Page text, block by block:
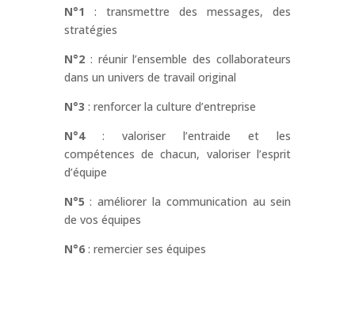
N°1 : transmettre des messages, des
stratégies
N°2: réunir l’ensemble des collaborateurs
dans un univers de travail original
N°3 : renforcer la culture d’entreprise
N°4 : valoriser l’entraide et les
compétences de chacun, valoriser l’esprit
d’équipe
N°5: améliorer la communication au sein
de vos équipes
N°6: remercier ses équipes